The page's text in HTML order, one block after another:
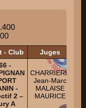
- Club Juges
-
-
2 –
A
CHARRIERE
Jean-Marc
MALAISE
MAURICE